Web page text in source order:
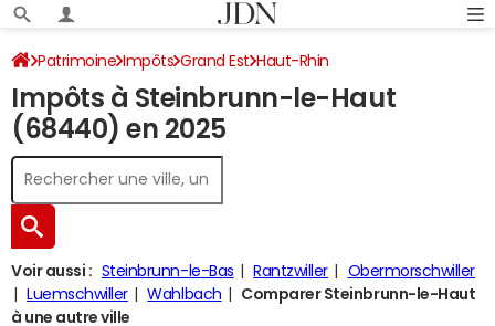
Patrimoine Impôts Grand Est Haut-Rhin
Steinbrunn-le-Haut Impôt sur le revenu
Impôts à Steinbrunn-le-Haut
(68440) en 2025
Voir aussi : Steinbrunn-le-Bas Rantzwiller
Obermorschwiller
Luemschwiller
Wahlbach
Comparer Steinbrunn-le-Haut
à une autre ville